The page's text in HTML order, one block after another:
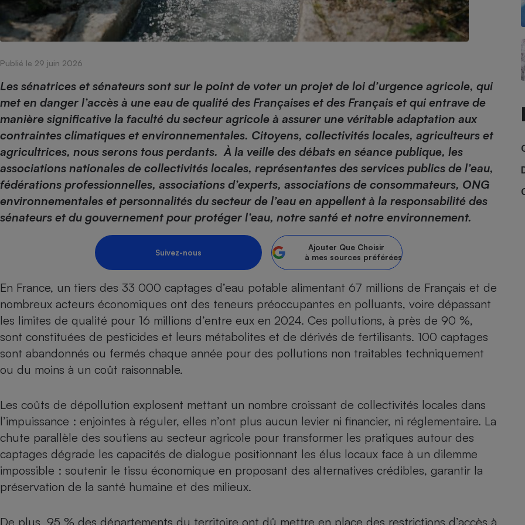
Publié le 29 juin 2026
Les sénatrices et sénateurs sont sur le point de voter un projet de loi d’urgence agricole, qui
met en danger l’accès à une eau de qualité des Françaises et des Français et qui entrave de
manière significative la faculté du secteur agricole à assurer une véritable adaptation aux
contraintes climatiques et environnementales. Citoyens, collectivités locales, agriculteurs et
agricultrices, nous serons tous perdants. À la veille des débats en séance publique, les
associations nationales de collectivités locales, représentantes des services publics de l’eau,
fédérations professionnelles, associations d’experts, associations de consommateurs, ONG
environnementales et personnalités du secteur de l’eau en appellent à la responsabilité des
sénateurs et du gouvernement pour protéger l’eau, notre santé et notre environnement.
Suivez-nous
Ajouter Que Choisir
à mes sources préférées
En France, un tiers des 33 000 captages d’eau potable alimentant 67 millions de Français et de
nombreux acteurs économiques ont des teneurs préoccupantes en polluants, voire dépassant
les limites de qualité pour 16 millions d’entre eux en 2024. Ces pollutions, à près de 90 %,
sont constituées de pesticides et leurs métabolites et de dérivés de fertilisants. 100 captages
sont abandonnés ou fermés chaque année pour des pollutions non traitables techniquement
ou du moins à un coût raisonnable.
Les coûts de dépollution explosent mettant un nombre croissant de collectivités locales dans
l’impuissance : enjointes à réguler, elles n’ont plus aucun levier ni financier, ni réglementaire. La
chute parallèle des soutiens au secteur agricole pour transformer les pratiques autour des
captages dégrade les capacités de dialogue positionnant les élus locaux face à un dilemme
impossible : soutenir le tissu économique en proposant des alternatives crédibles, garantir la
préservation de la santé humaine et des milieux.
De plus, 95 % des départements du territoire ont dû mettre en place des restrictions d’accès à
Champagne - Comment choisir une
bouteille de champagne
Assurance emprunteur Assurance vie
Banque en ligne
Gros électroménager
Lave-linge Lave-vaisselle
Plaque de cuisson à
induction
Four encastrable
Climatiseur -
Ventilateur
Aspirateur
Internet
Téléphonie
Téléviseur Ordinateur portable
Téléphone mobile -
Smartphone
Appareil photo
numérique
Antivirus
Matelas Poêle à granulés
Radiateur électrique
Mutuelle Aide auditive
Antimoustique Crème solaire